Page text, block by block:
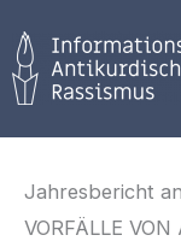
Inhalt
springen
Jahresbericht
VORFÄLLE